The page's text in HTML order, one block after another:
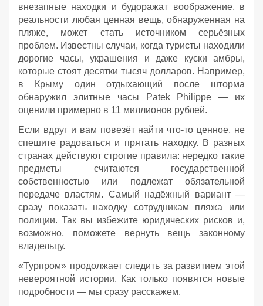
внезапные находки и будоражат воображение, в
реальности любая ценная вещь, обнаруженная на
пляже, может стать источником серьёзных
проблем. Известны случаи, когда туристы находили
дорогие часы, украшения и даже куски амбры,
которые стоят десятки тысяч долларов. Например,
в Крыму один отдыхающий после шторма
обнаружил элитные часы Patek Philippe — их
оценили примерно в 11 миллионов рублей.
Если вдруг и вам повезёт найти что‑то ценное, не
спешите радоваться и прятать находку. В разных
странах действуют строгие правила: нередко такие
предметы считаются государственной
собственностью или подлежат обязательной
передаче властям. Самый надёжный вариант —
сразу показать находку сотрудникам пляжа или
полиции. Так вы избежите юридических рисков и,
возможно, поможете вернуть вещь законному
владельцу.
«Турпром» продолжает следить за развитием этой
невероятной истории. Как только появятся новые
подробности — мы сразу расскажем.